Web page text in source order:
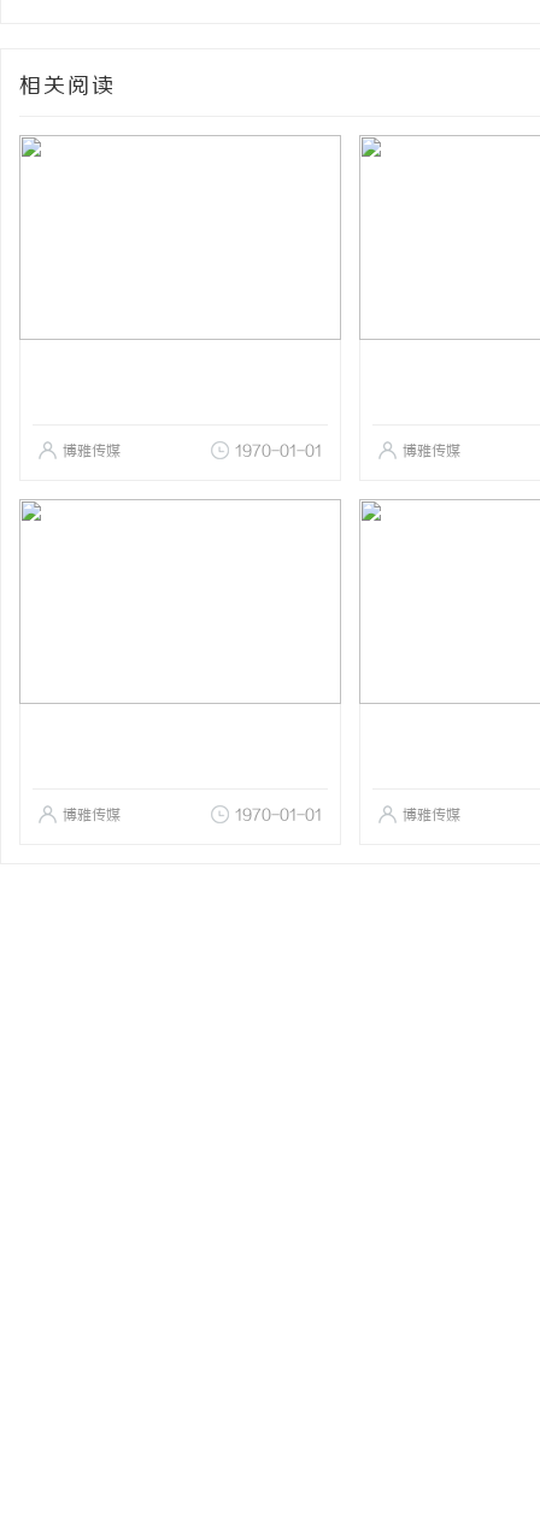
相关阅读
博雅传媒 1970-01-01 博雅传媒
博雅传媒 1970-01-01 博雅传媒